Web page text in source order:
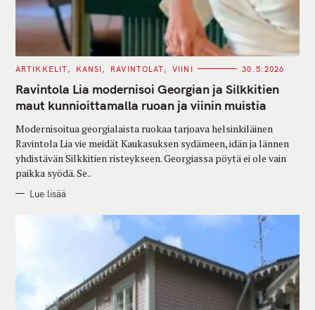
C
T
E
G
O
I
E
S
ARTIKKELIT KANSI RAVINTOLAT VIINI 30.5.2026
Ravintola Lia modernisoi Georgian ja Silkkitien
maut kunnioittamalla ruoan ja viinin muistia
Modernisoitua georgialaista ruokaa tarjoava helsinkiläinen
Ravintola Lia vie meidät Kaukasuksen sydämeen, idän ja lännen
yhdistävän Silkkitien risteykseen. Georgiassa pöytä ei ole vain
paikka syödä. Se..
Lue lisää